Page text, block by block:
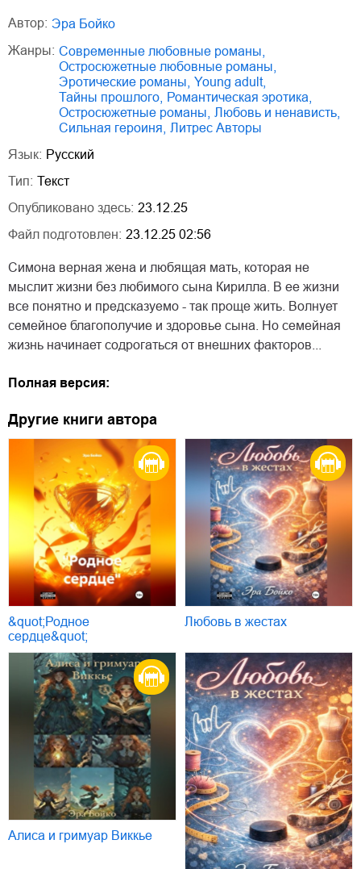
Автор:
Эра Бойко
Жанры:
современные любовные романы
остросюжетные любовные романы
эротические романы
young adult,
тайны прошлого
романтическая эротика
остросюжетные романы
любовь и ненависть
сильная героиня
Литрес Авторы
Язык: Русский
Тип: Текст
Опубликовано здесь: 23.12.25
Файл подготовлен: 23.12.25 02:56
Симона верная жена и любящая мать, которая не
мыслит жизни без любимого сына Кирилла. В ее жизни
все понятно и предсказуемо - так проще жить. Волнует
семейное благополучие и здоровье сына. Но семейная
жизнь начинает содрогаться от внешних факторов...
Полная версия:
Другие книги автора
&quot;Родное
сердце&quot;
Любовь в жестах
Алиса и гримуар Виккье